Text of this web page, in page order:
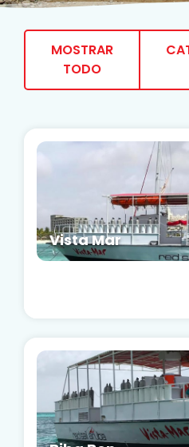
MOSTRAR
TODO
Vista Mar